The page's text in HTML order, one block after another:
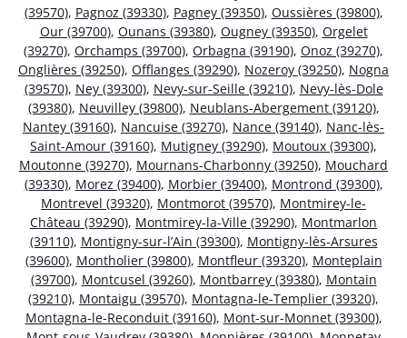
(39570), Pagnoz (39330), Pagney (39350), Oussières (39800),
Our (39700), Ounans (39380), Ougney (39350), Orgelet
(39270), Orchamps (39700), Orbagna (39190), Onoz (39270),
Onglières (39250), Offlanges (39290), Nozeroy (39250), Nogna
(39570), Ney (39300), Nevy-sur-Seille (39210), Nevy-lès-Dole
(39380), Neuvilley (39800), Neublans-Abergement (39120),
Nantey (39160), Nancuise (39270), Nance (39140), Nanc-lès-
Saint-Amour (39160), Mutigney (39290), Moutoux (39300),
Moutonne (39270), Mournans-Charbonny (39250), Mouchard
(39330), Morez (39400), Morbier (39400), Montrond (39300),
Montrevel (39320), Montmorot (39570), Montmirey-le-
Château (39290), Montmirey-la-Ville (39290), Montmarlon
(39110), Montigny-sur-l’Ain (39300), Montigny-lès-Arsures
(39600), Montholier (39800), Montfleur (39320), Monteplain
(39700), Montcusel (39260), Montbarrey (39380), Montain
(39210), Montaigu (39570), Montagna-le-Templier (39320),
Montagna-le-Reconduit (39160), Mont-sur-Monnet (39300),